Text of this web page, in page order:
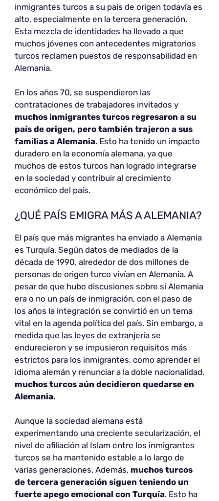
inmigrantes turcos a su país de origen todavía es
alto, especialmente en la tercera generación.
Esta mezcla de identidades ha llevado a que
muchos jóvenes con antecedentes migratorios
turcos reclamen puestos de responsabilidad en
Alemania.
En los años 70, se suspendieron las
contrataciones de trabajadores invitados y
muchos inmigrantes turcos regresaron a su
país de origen, pero también trajeron a sus
familias a Alemania. Esto ha tenido un impacto
duradero en la economía alemana, ya que
muchos de estos turcos han logrado integrarse
en la sociedad y contribuir al crecimiento
económico del país.
¿QUÉ PAÍS EMIGRA MÁS A ALEMANIA?
El país que más migrantes ha enviado a Alemania
es Turquía. Según datos de mediados de la
década de 1990, alrededor de dos millones de
personas de origen turco vivían en Alemania. A
pesar de que hubo discusiones sobre si Alemania
era o no un país de inmigración, con el paso de
los años la integración se convirtió en un tema
vital en la agenda política del país. Sin embargo, a
medida que las leyes de extranjería se
endurecieron y se impusieron requisitos más
estrictos para los inmigrantes, como aprender el
idioma alemán y renunciar a la doble nacionalidad,
muchos turcos aún decidieron quedarse en
Alemania.
Aunque la sociedad alemana está
experimentando una creciente secularización, el
nivel de afiliación al Islam entre los inmigrantes
turcos se ha mantenido estable a lo largo de
varias generaciones. Además, muchos turcos
de tercera generación siguen teniendo un
fuerte apego emocional con Turquía. Esto ha